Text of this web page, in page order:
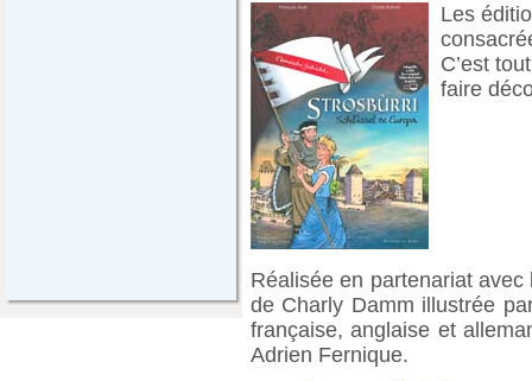
Les
C’est
faire
Réalisée en partenariat
de Charly Damm illustrée
française, anglaise et
Adrien Fernique.